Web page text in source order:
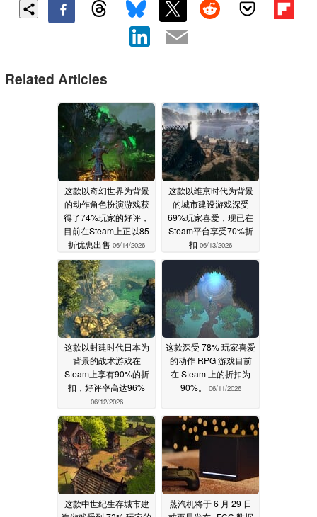
Related Articles
这款以奇幻世界为背景
的动作角色扮演游戏获
得了74%玩家的好评，
目前在Steam上正以85
折优惠出售 06/14/2026
这款以维京时代为背景
的城市建设游戏深受
69%玩家喜爱，现已在
Steam平台享受70%折
扣 06/13/2026
这款以封建时代日本为
背景的战术游戏在
Steam上享有90%的折
扣，好评率高达96%
06/12/2026
这款深受 78% 玩家喜爱
的动作 RPG 游戏目前
在 Steam 上的折扣为
90%。
06/11/2026
这款中世纪生存城市建
蒸汽机将于 6 月 29 日